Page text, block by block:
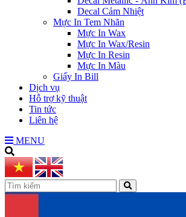
Decal Cảm Nhiệt
Mực In Tem Nhãn
Mực In Wax
Mực In Wax/Resin
Mực In Resin
Mực In Màu
Giấy In Bill
Dịch vụ
Hỗ trợ kỹ thuật
Tin tức
Liên hệ
MENU